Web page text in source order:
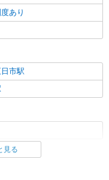
OK
員。未経験でも力にな
〜400,000円 ・基本
円 ・資格手当：10,000〜
〜70,000円 ・処遇改
円（勤続年数、保有資格
手当：20,000円（10時
あり
市駅
見る